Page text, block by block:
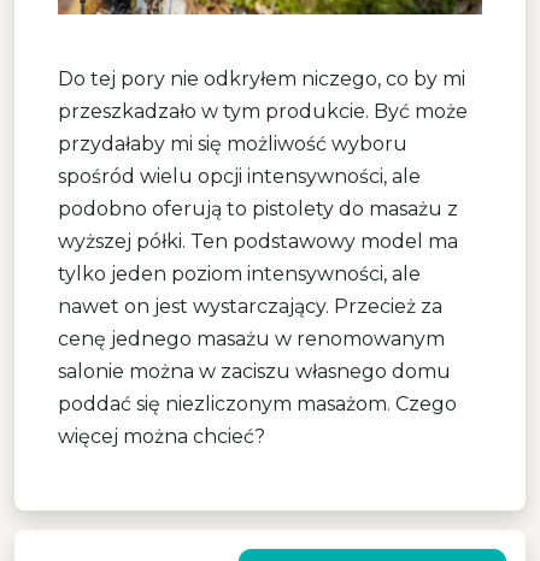
Do tej pory nie odkryłem niczego, co by mi
przeszkadzało w tym produkcie. Być może
przydałaby mi się możliwość wyboru
spośród wielu opcji intensywności, ale
podobno oferują to pistolety do masażu z
wyższej półki. Ten podstawowy model ma
tylko jeden poziom intensywności, ale
nawet on jest wystarczający. Przecież za
cenę jednego masażu w renomowanym
salonie można w zaciszu własnego domu
poddać się niezliczonym masażom. Czego
więcej można chcieć?